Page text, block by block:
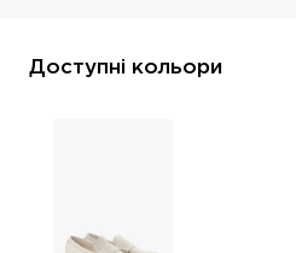
Доступні кольори